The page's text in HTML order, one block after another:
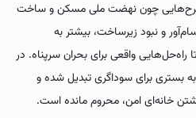
چون نهضت ملی مسکن و ساخت
و نبود زیرساخت، بیشتر به
راه‌حل‌هایی واقعی برای بحران سرپناه. در
به بستری برای سوداگری تبدیل شده و
خانه‌ای امن، محروم مانده است.